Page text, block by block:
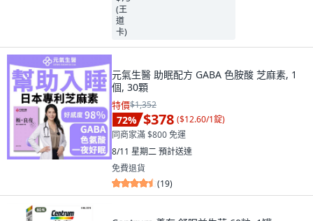
元氣生醫 助眠配方 GABA 色胺酸 芝麻素, 1
個, 30顆
特價$1,352
72% $378 ($12.60/1錠)
同商家滿 $800 免運
8/11 星期二預計送達
免費退貨
(19)